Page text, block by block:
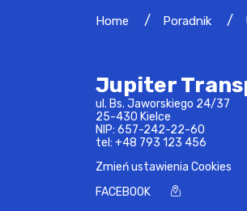
Home Poradnik
Jupiter
ul. Bs. Jaworskiego 24/37
25-430 Kielce
NIP: 657-242-22-60
tel: +48 793 123 456
Zmień ustawienia Cookies
FACEBOOK